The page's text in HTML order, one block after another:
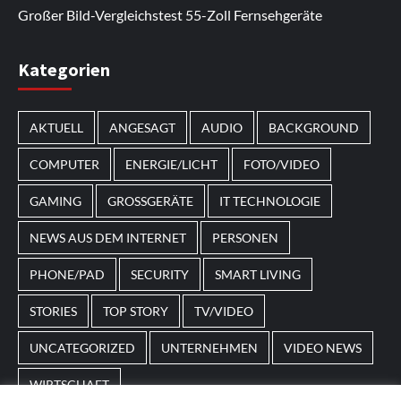
Großer Bild-Vergleichstest 55-Zoll Fernsehgeräte
Im Laufe des Jahres erscheinen thematische
Spielautomaten mit passenden Designs. Im Bereich
vonMagneticslotskönnen solche saisonalen Slots
beispielsweise an Feiertage oder besondere Events
angepasst sein.
Kategorien
AKTUELL ANGESAGT AUDIO BACKGROUND
COMPUTER ENERGIE/LICHT FOTO/VIDEO
GAMING GROSSGERÄTE IT TECHNOLOGIE
NEWS AUS DEM INTERNET PERSONEN
PHONE/PAD SECURITY SMART LIVING
STORIES TOP STORY TV/VIDEO
UNCATEGORIZED UNTERNEHMEN VIDEO NEWS
WIRTSCHAFT